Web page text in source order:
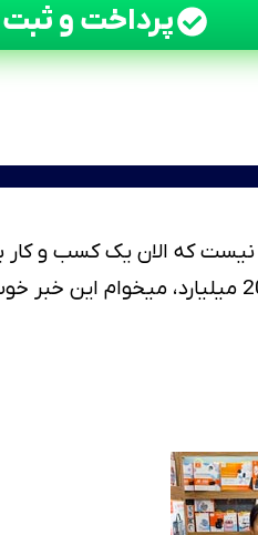
پرداخت و ثبت
که الان یک کسب و کار
هنوز مغازه یا آنلاین شاپ خودتون رو شروع نکردید، مهم نیست 20 میلیون سرمایه